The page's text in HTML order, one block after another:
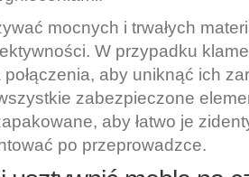
mocnych i trwałych
W przypadku
aby uniknąć ich
zabezpieczone
aby łatwo je
po przeprowadzce.